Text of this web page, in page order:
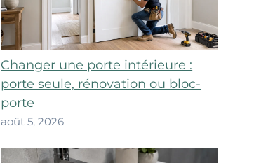
Changer une porte intérieure :
porte seule, rénovation ou bloc-
porte
août 5, 2026